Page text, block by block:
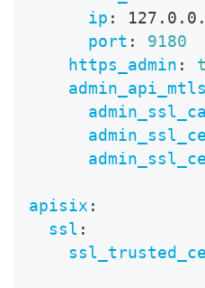
ip :
port :
9180
https_admin :
admin_api_mtls
apisix :
ssl :